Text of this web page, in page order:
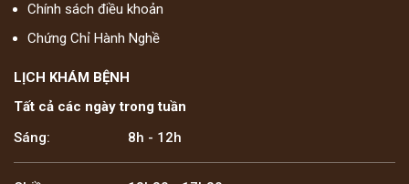
Chính sách điều khoản
Chứng Chỉ Hành Nghề
LỊCH KHÁM BỆNH
Tất cả các ngày trong tuần
Sáng:
8h - 12h